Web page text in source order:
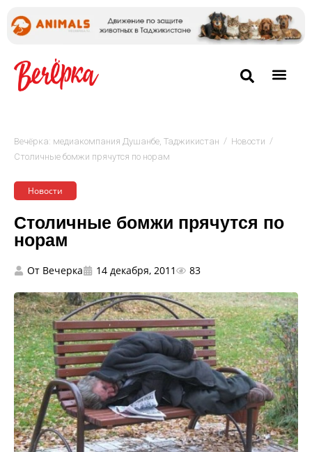
Вечёрка: медиакомпания Душанбе, Таджикистан / Новости /
Столичные бомжи прячутся по норам
Новости
Столичные бомжи прячутся по
норам
От Вечерка 14 декабря, 2011 83